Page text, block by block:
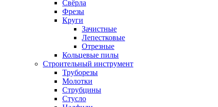
Свёрла
Фрезы
Круги
Зачистные
Лепестковые
Отрезные
Кольцевые пилы
Строительный инструмент
Труборезы
Молотки
Струбцины
Стусло